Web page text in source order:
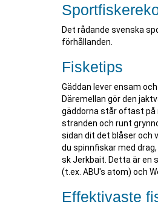
Det rådande svenska
förhållanden.
Fisketips
Gäddan lever ensam
Däremellan gör den
gäddorna står oftast på
stranden och runt
sidan dit det blåser och
du spinnfiskar med
sk Jerkbait. Detta är en
(t.ex. ABU's atom) och
Effektivaste